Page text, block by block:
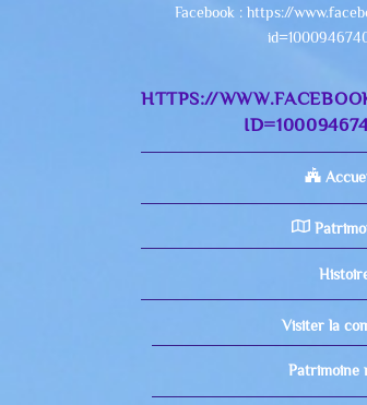
Facebook : https://
HTTPS://
Visiter la
Patrimoine